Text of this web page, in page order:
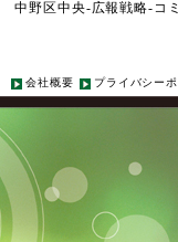
中野区中央-広報戦略-コ
会社概要 プライバシー